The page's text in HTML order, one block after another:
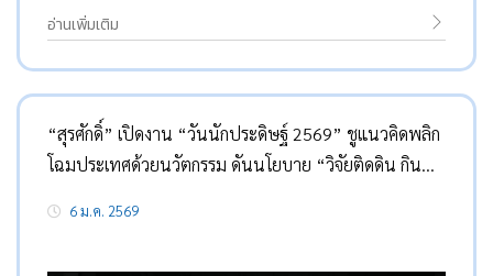
อ่านเพิ่มเติม
“สุรศักดิ์” เปิดงาน “วันนักประดิษฐ์ 2569” ชูแนวคิดพลิก
โฉมประเทศด้วยนวัตกรรม ดันนโยบาย “วิจัยติดดิน กิน
6 ม.ค. 2569